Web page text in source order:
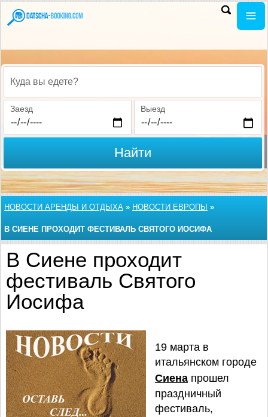
Куда вы едете?
Заезд Выезд
Найти
НОВОСТИ АРЕНДЫ И ОТДЫХА » НОВОСТИ ЕВРОПЫ »
В СИЕНЕ ПРОХОДИТ ФЕСТИВАЛЬ СВЯТОГО ИОСИФА
В Сиене проходит
фестиваль Святого
Иосифа
19 марта в
итальянском городе
Сиена прошел
праздничный
фестиваль,